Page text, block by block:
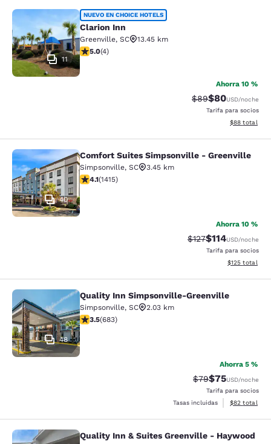
Clarion Inn
11
NUEVO EN CHOICE HOTELS
Clarion Inn
Greenville, SC
13.45 km
Calificación de 5 estrellas. Excepcional. 4 reseñas
5.0(4)
Ahorra 10 %
Tarifa tachada:
$89Tarifa
$80USD/noche
Tarifa para socios
Ver detalles
$88 total
Comfort Suites Simpsonville -
40
Comfort Suites Simpsonville - Greenville
Simpsonville, SC
3.45 km
Calificación de 4.07 estrellas. Muy bueno. 1415
4.1(1415)
Ahorra 10 %
Tarifa tachada:
$127Tarifa reducida:
$114USD/noche
Tarifa para socios
Ver detalles
$125 total
Quality Inn Simpsonville-Greenville
48
Quality Inn Simpsonville-Greenville
Simpsonville, SC
2.03 km
Calificación de 3.52 estrellas. Bueno. 683 reseñas
3.5(683)
Ahorra 5 %
Tarifa tachada:
$79Tarifa
$75USD/noche
Tarifa para socios
Tasas incluidas
Ver detalles
$82 total
Quality Inn & Suites Greenville -
Quality Inn & Suites Greenville - Haywood